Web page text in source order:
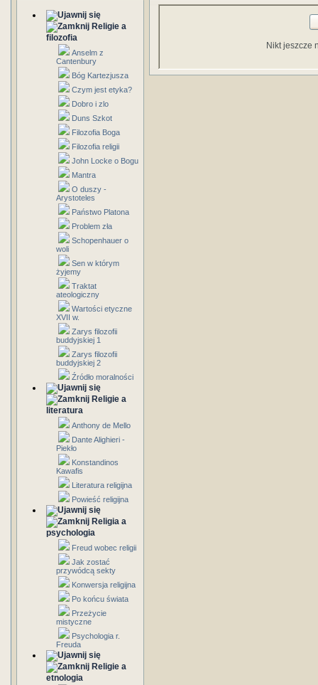
Religie a
filozofia
Anselm z
Cantenbury
Bóg Kartezjusza
Czym jest etyka?
Dobro i zlo
Duns Szkot
Filozofia Boga
Filozofia religii
John Locke o Bogu
Mantra
O duszy -
Arystoteles
Państwo Platona
Problem zła
Schopenhauer o
woli
Sen w którym
żyjemy
Traktat
ateologiczny
Wartości etyczne
XVII w.
Zarys filozofii
buddyjskiej 1
Zarys filozofii
buddyjskiej 2
Źródło moralności
Religie a
literatura
Anthony de Mello
Dante Alighieri -
Piekło
Konstandinos
Kawafis
Literatura religijna
Powieść religijna
Religia a
psychologia
Freud wobec religii
Jak zostać
przywódcą sekty
Konwersja religijna
Po końcu świata
Przeżycie
mistyczne
Psychologia r.
Freuda
Religie a
etnologia
Nikt jeszcze